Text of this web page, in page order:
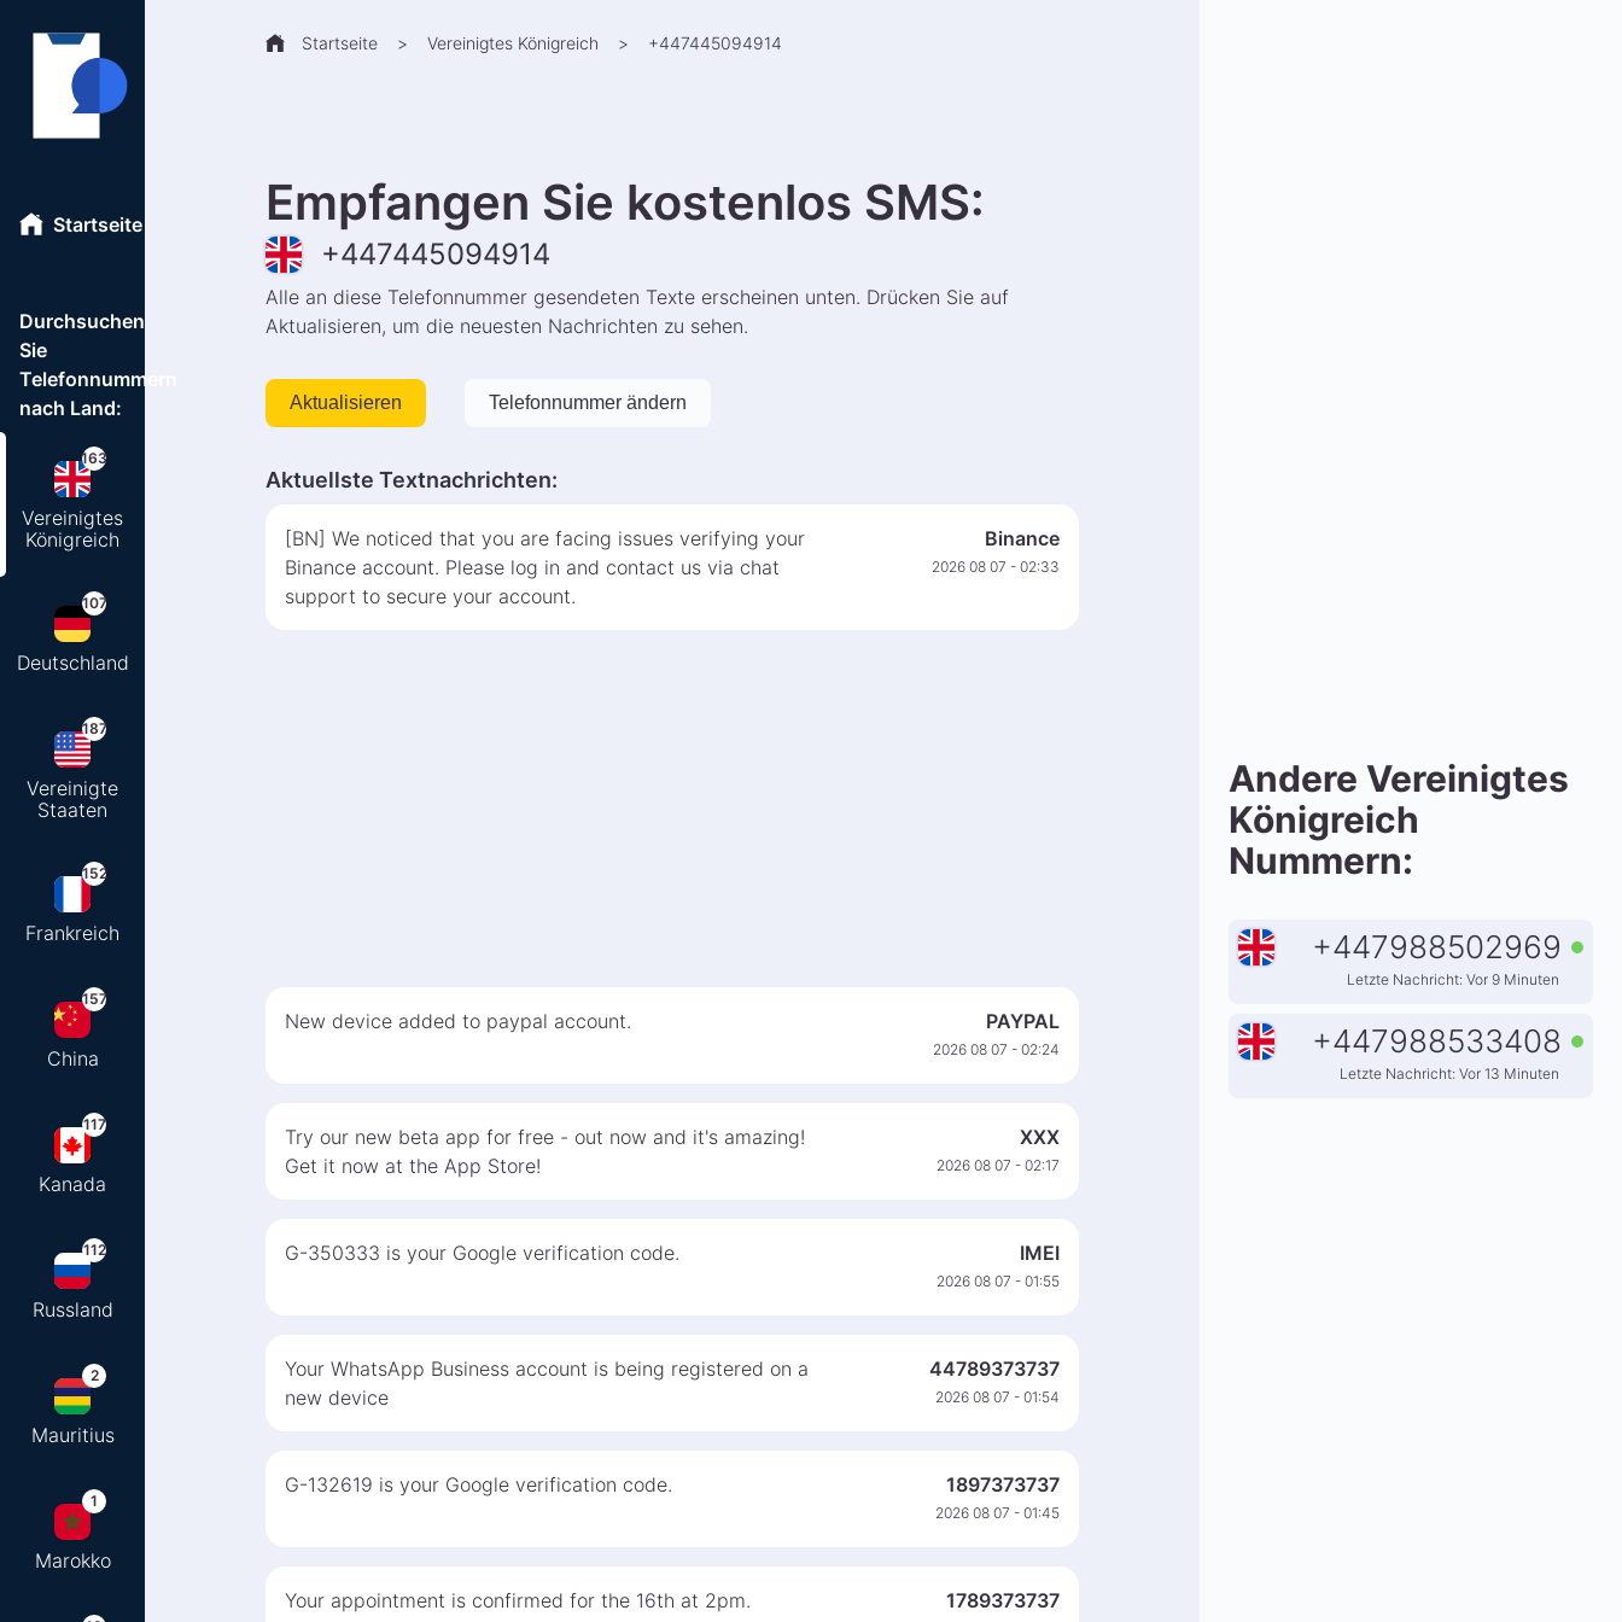
Startseite
Durchsuchen
Sie
Telefonnummern
nach Land:
163
Vereinigtes
Königreich
107
Deutschland
187
Vereinigte
Staaten
152
Frankreich
157
China
117
Kanada
112
Russland
2
Mauritius
1
Marokko
Startseite > Vereinigtes Königreich > +447445094914
Empfangen Sie kostenlos SMS:
+447445094914
Alle an diese Telefonnummer gesendeten Texte erscheinen unten. Drücken Sie auf
Aktualisieren, um die neuesten Nachrichten zu sehen.
Aktualisieren Telefonnummer ändern
Aktuellste Textnachrichten:
[BN] We noticed that you are facing issues verifying your
Binance account. Please log in and contact us via chat
support to secure your account.
Binance
2026 08 07 - 02:33
New device added to paypal account. PAYPAL
2026 08 07 - 02:24
Try our new beta app for free - out now and it's amazing!
Get it now at the App Store!
XXX
2026 08 07 - 02:17
G-350333 is your Google verification code. IMEI
2026 08 07 - 01:55
Your WhatsApp Business account is being registered on a
new device
44789373737
2026 08 07 - 01:54
G-132619 is your Google verification code. 1897373737
2026 08 07 - 01:45
Your appointment is confirmed for the 16th at 2pm. 1789373737
Andere Vereinigtes
Königreich
Nummern:
+447988502969
Letzte Nachricht: Vor 9 Minuten
+447988533408
Letzte Nachricht: Vor 13 Minuten